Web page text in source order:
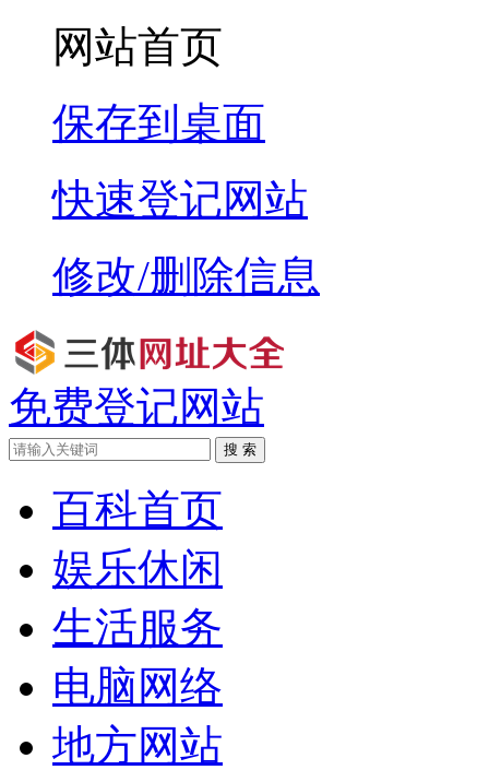
网站首页
保存到桌面
快速登记网站
修改/删除信息
免费登记网站
搜 索
百科首页
娱乐休闲
生活服务
电脑网络
地方网站